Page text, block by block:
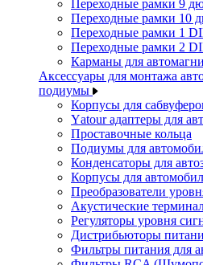
Переходные рамки 9
Переходные рамки 10
Переходные рамки 1
Переходные рамки 2
Карманы для
Аксессуары для монтажа
подиумы
Корпусы для
Yаtour адаптеры для
Проставочные кольца
Подиумы для
Конденсаторы для
Корпусы для
Преобразователи
Акустические
Регуляторы уровня
Дистрибьюторы
Фильтры питания для